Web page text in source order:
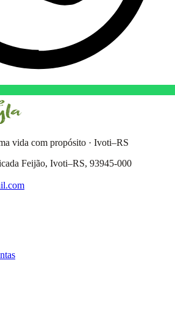
vida com propósito · Ivoti–RS
Feijão, Ivoti–RS, 93945-000